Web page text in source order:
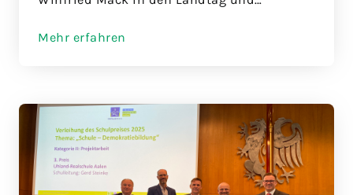
Landespolitik
Mehr erfahren